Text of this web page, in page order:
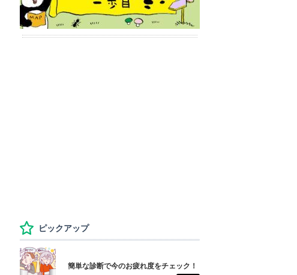
ピックアップ
簡単な診断で今のお疲れ度をチェック！